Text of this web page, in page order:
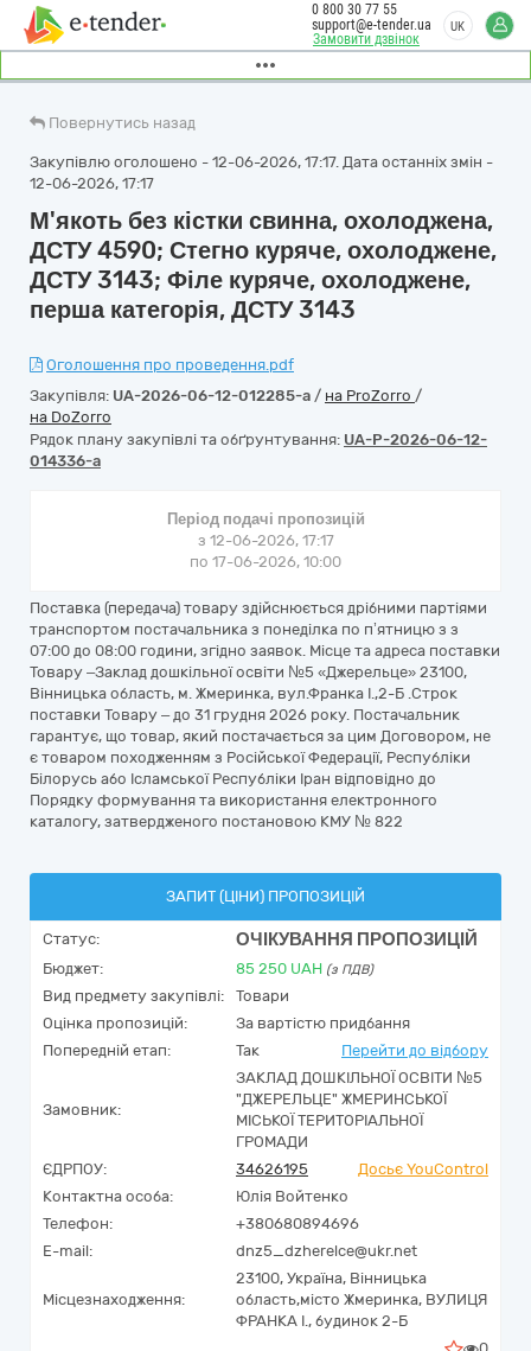
Замовити дзвінок
0 800 30 77 55
support@e-tender.ua
UK
Повернутись назад
Закупівлю оголошено - 12-06-2026, 17:17. Дата останніх змін -
12-06-2026, 17:17
М'якоть без кістки свинна, охолоджена,
ДСТУ 4590; Стегно куряче, охолоджене,
ДСТУ 3143; Філе куряче, охолоджене,
перша категорія, ДСТУ 3143
Оголошення про проведення.pdf
Закупівля: UA-2026-06-12-012285-a / на ProZorro /
на DoZorro
Рядок плану закупівлі та обґрунтування: UA-P-2026-06-12-
014336-a
Період подачі пропозицій
з 12-06-2026, 17:17
по 17-06-2026, 10:00
Поставка (передача) товару здійснюється дрібними партіями
транспортом постачальника з понеділка по п’ятницю з з
07:00 до 08:00 години, згідно заявок. Місце та адреса поставки
Товару –Заклад дошкільної освіти №5 «Джерельце» 23100,
Вінницька область, м. Жмеринка, вул.Франка І.,2-Б .Строк
поставки Товару – до 31 грудня 2026 року. Постачальник
гарантує, що товар, який постачається за цим Договором, не
є товаром походженням з Російської Федерації, Республіки
Білорусь або Ісламської Республіки Іран відповідно до
Порядку формування та використання електронного
каталогу, затвердженого постановою КМУ № 822
ЗАПИТ (ЦІНИ) ПРОПОЗИЦІЙ
Статус: ОЧІКУВАННЯ ПРОПОЗИЦІЙ
Бюджет: 85 250 UAH (з ПДВ)
Вид предмету закупівлі:
Товари
Оцінка пропозицій:
За вартістю придбання
Попередній етап:
Так Перейти до відбору
Замовник:
ЗАКЛАД ДОШКІЛЬНОЇ ОСВІТИ №5
"ДЖЕРЕЛЬЦЕ" ЖМЕРИНСЬКОЇ
МІСЬКОЇ ТЕРИТОРІАЛЬНОЇ
ГРОМАДИ
ЄДРПОУ:
34626195
Досьє YouControl
Контактна особа:
Юлія Войтенко
Телефон:
+380680894696
E-mail:
dnz5_dzherelce@ukr.net
Місцезнаходження:
23100, Україна, Вінницька
область,місто Жмеринка, ВУЛИЦЯ
ФРАНКА І., будинок 2-Б